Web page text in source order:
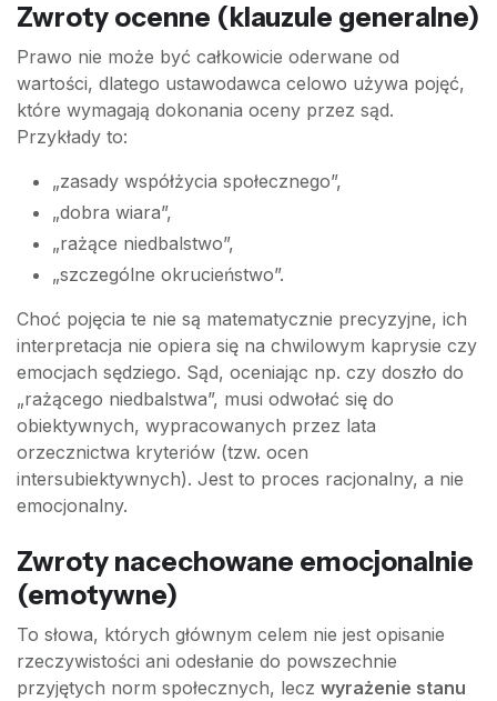
Zwroty ocenne (klauzule generalne)
Prawo nie może być całkowicie oderwane od
wartości, dlatego ustawodawca celowo używa pojęć,
które wymagają dokonania oceny przez sąd.
Przykłady to:
„zasady współżycia społecznego”,
„dobra wiara”,
„rażące niedbalstwo”,
„szczególne okrucieństwo”.
Choć pojęcia te nie są matematycznie precyzyjne, ich
interpretacja nie opiera się na chwilowym kaprysie czy
emocjach sędziego. Sąd, oceniając np. czy doszło do
„rażącego niedbalstwa”, musi odwołać się do
obiektywnych, wypracowanych przez lata
orzecznictwa kryteriów (tzw. ocen
intersubiektywnych). Jest to proces racjonalny, a nie
emocjonalny.
Zwroty nacechowane emocjonalnie
(emotywne)
To słowa, których głównym celem nie jest opisanie
rzeczywistości ani odesłanie do powszechnie
przyjętych norm społecznych, lecz wyrażenie stanu